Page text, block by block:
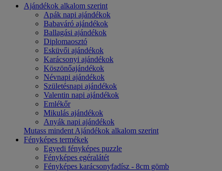
Ajándékok alkalom szerint
Apák napi ajándékok
Babaváró ajándékok
Ballagási ajándékok
Diplomaosztó
Esküvői ajándékok
Karácsonyi ajándékok
Köszönőajándékok
Névnapi ajándékok
Születésnapi ajándékok
Valentin napi ajándékok
Emlékőr
Mikulás ajándékok
Anyák napi ajándékok
Mutass mindent Ajándékok alkalom szerint
Fényképes termékek
Egyedi fényképes puzzle
Fényképes egéralátét
Fényképes karácsonyfadísz - 8cm gömb